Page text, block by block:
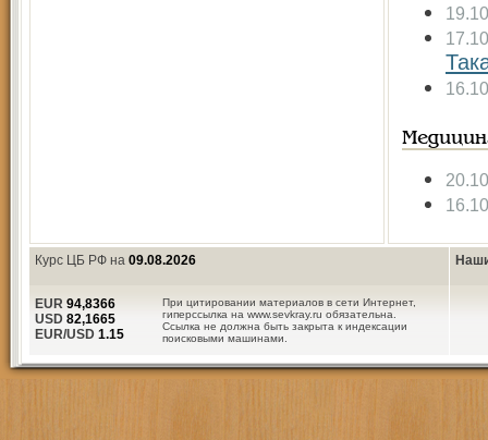
Курс ЦБ РФ на 09.08.2026
При цитировании материалов в сети Интернет,
гиперссылка на www.sevkray.ru обязательна.
Ссылка не должна быть закрыта к индексации
поисковыми машинами.
EUR 94,8366
USD 82,1665
EUR/USD 1.15